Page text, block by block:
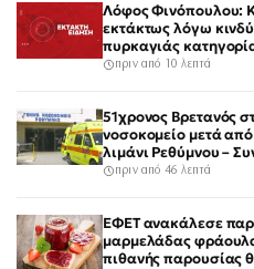
Λόφος Φινόπουλου:
εκτάκτως λόγω
πυρκαγιάς
μέτρα του Δήμου
πριν από 10 λεπτά
51χρονος Βρετανός
νοσοκομείο μετά
λιμάνι Ρεθύμνου –
5 άτομα
πριν από 46 λεπτά
ΕΦΕΤ ανακάλεσε
μαρμελάδας
πιθανής παρουσίας